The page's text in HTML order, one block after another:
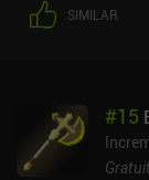
SIMILAR
#15